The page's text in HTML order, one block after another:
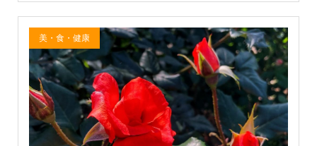
美・食・健康